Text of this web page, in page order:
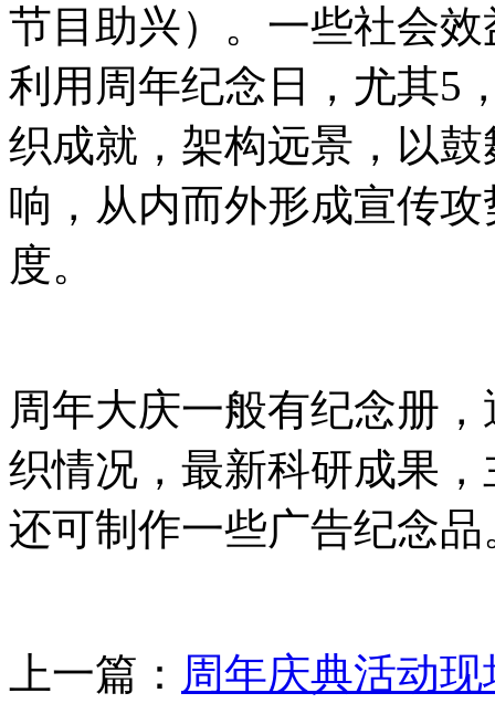
节目助兴）。一些社会
利用周年纪念日，尤其5
织成就，架构远景，以
响，从内而外形成宣传
度。
周年大庆一般有纪念册
织情况，最新科研成果
还可制作一些广告纪念品
上一篇： 周年庆典活动